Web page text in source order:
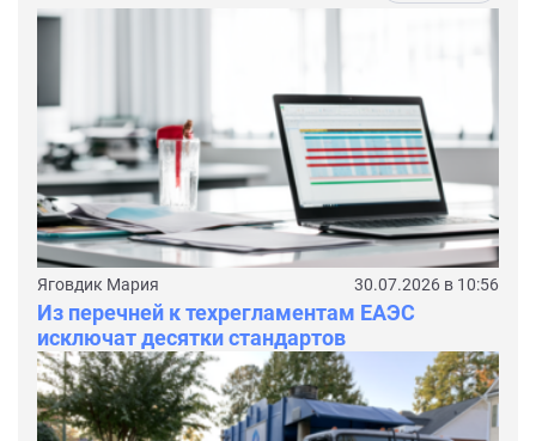
Яговдик Мария 30.07.2026 в 10:56
Из перечней к техрегламентам ЕАЭС
исключат десятки стандартов